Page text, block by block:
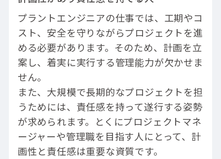
プラントエンジニアの仕事では、工期やコ
スト、安全を守りながらプロジェクトを進
める必要があります。そのため、計画を立
案し、着実に実行する管理能力が欠かせま
せん。
また、大規模で長期的なプロジェクトを担
うためには、責任感を持って遂行する姿勢
が求められます。とくにプロジェクトマネ
ージャーや管理職を目指す人にとって、計
画性と責任感は重要な資質です。